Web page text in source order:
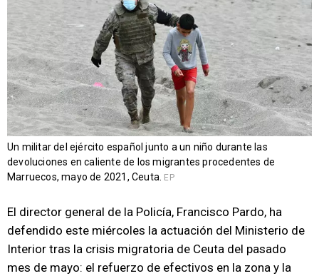
Un militar del ejército español junto a un niño durante las
devoluciones en caliente de los migrantes procedentes de
Marruecos, mayo de 2021, Ceuta.
EP
El director general de la Policía, Francisco Pardo, ha
defendido este miércoles la actuación del Ministerio de
Interior tras la crisis migratoria de Ceuta del pasado
mes de mayo: el refuerzo de efectivos en la zona y la